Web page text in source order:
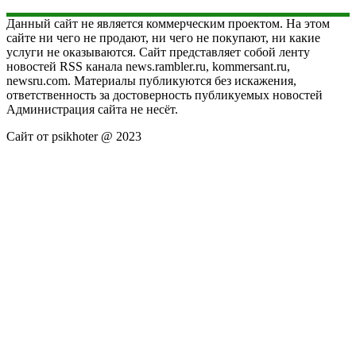
Данный сайт не является коммерческим проектом. На этом
сайте ни чего не продают, ни чего не покупают, ни какие
услуги не оказываются. Сайт представляет собой ленту
новостей RSS канала news.rambler.ru, kommersant.ru,
newsru.com. Материалы публикуются без искажения,
ответственность за достоверность публикуемых новостей
Администрация сайта не несёт.
Сайт от psikhoter @ 2023